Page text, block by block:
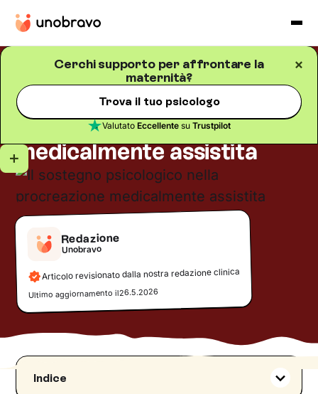
Cerchi supporto per affrontare la
maternità?
Trova il tuo psicologo
Valutato Eccellentesu Trustpilot
Gravidanza e maternità
Il sostegno psicologico
nella procreazione
medicalmente assistita
Redazione
Unobravo
Articolo revisionato dalla nostra redazione clinica
Ultimo aggiornamento il26.5.2026
Indice